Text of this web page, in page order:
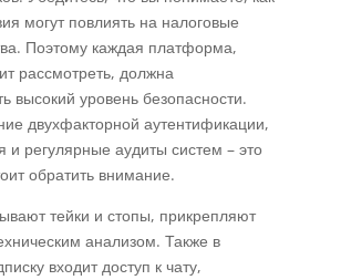
могут повлиять на налоговые
Поэтому каждая платформа,
рассмотреть, должна
высокий уровень безопасности.
двухфакторной аутентификации,
регулярные аудиты систем – это
обратить внимание.
тейки и стопы, прикрепляют
анализом. Также в
входит доступ к чату,